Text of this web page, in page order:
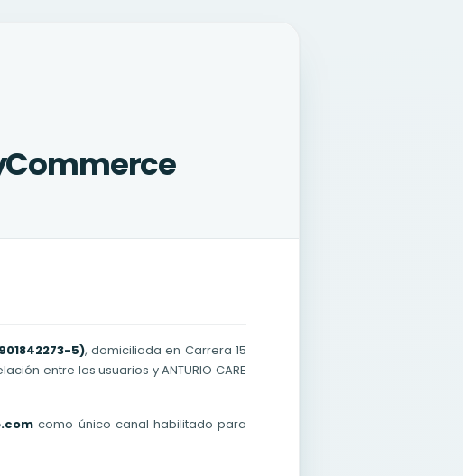
5), domiciliada en Carrera 15
entre los usuarios y ANTURIO CARE
como único canal habilitado para